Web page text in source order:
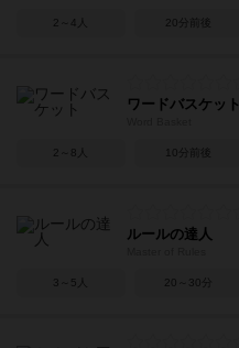
2～4人 20分前後
ワードバスケット
2～8人 10分前後
ルールの達人
3～5人 20～30分